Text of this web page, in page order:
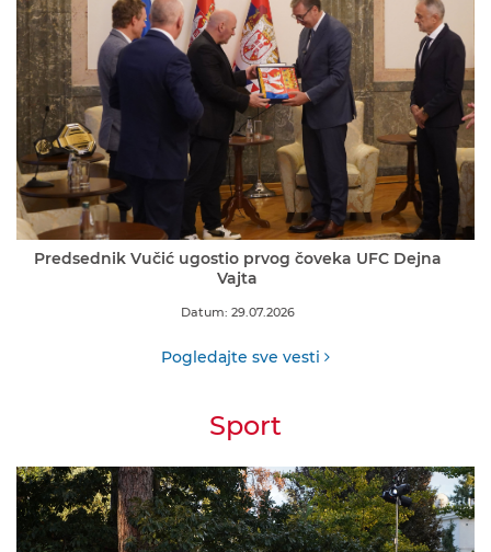
Predsednik Vučić ugostio prvog čoveka UFC Dejna
Vajta
Datum: 29.07.2026
Pogledajte sve vesti
Sport